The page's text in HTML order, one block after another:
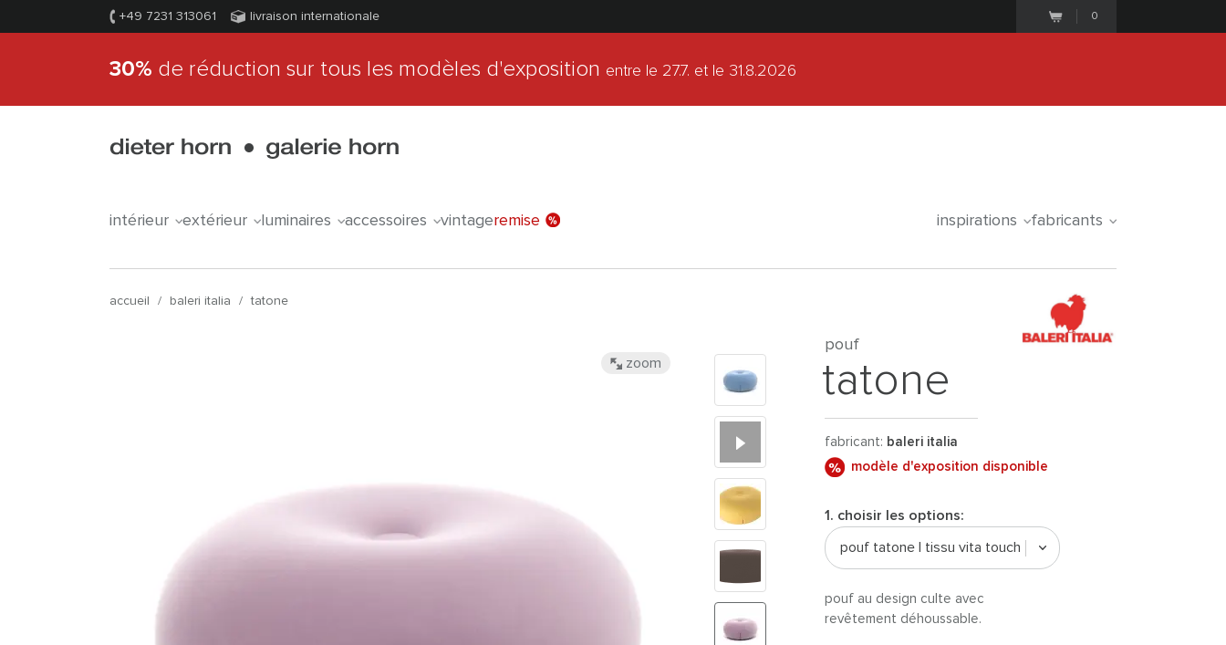
+49 7231 313061 livraison internationale 0
30% de réduction sur tous les modèles d'exposition entre le 27.7. et le 31.8.2026
intérieur extérieur luminaires accessoires vintageremise inspirations fabricants
accueil / baleri italia / tatone
zoom
pouf
tatone
fabricant: baleri italia
modèle d'exposition disponible
1. choisir les options:
pouf tatone | tissu vita touch
pouf au design culte avec
revêtement déhoussable.